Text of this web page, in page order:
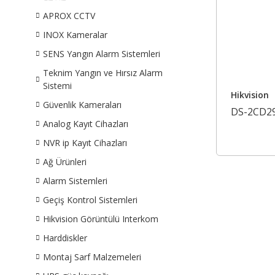
APROX CCTV
INOX Kameralar
SENS Yangın Alarm Sistemleri
Teknim Yangın ve Hırsız Alarm
Sistemi
Güvenlik Kameraları
Analog Kayıt Cihazları
NVR ip Kayıt Cihazları
Ağ Ürünleri
Alarm Sistemleri
Geçiş Kontrol Sistemleri
Hikvision Görüntülü Interkom
Harddiskler
Montaj Sarf Malzemeleri
Hikvision
DS-